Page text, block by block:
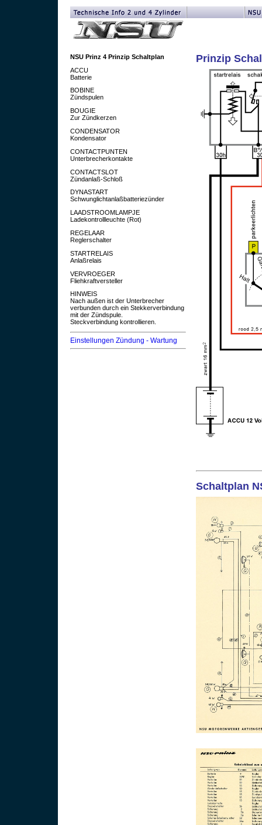
NSU Prinz 4 Prinzip Schaltplan
ACCU
Batterie
BOBINE
Zündspulen
BOUGIE
Zur Zündkerzen
CONDENSATOR
Kondensator
CONTACTPUNTEN
Unterbrecherkontakte
CONTACTSLOT
Zündanlaß-Schloß
DYNASTART
Schwunglichtanlaßbatteriezünder
LAADSTROOMLAMPJE
Ladekontrollleuchte (Rot)
REGELAAR
Reglerschalter
STARTRELAIS
Anlaßrelais
VERVROEGER
Fliehkraftversteller
HINWEIS
Nach außen ist der Unterbrecher
verbunden durch ein Stekkerverbindung
mit der Zündspule.
Steckverbindung kontrollieren.
Einstellungen Zündung - Wartung
Prinzip
Schaltplan